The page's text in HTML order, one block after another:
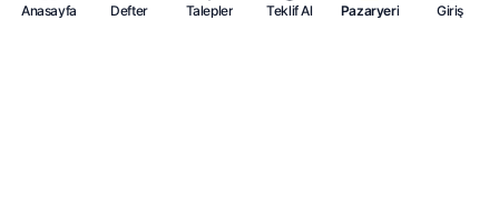
Anasayfa Defter Talepler Teklif Al Pazaryeri Giriş